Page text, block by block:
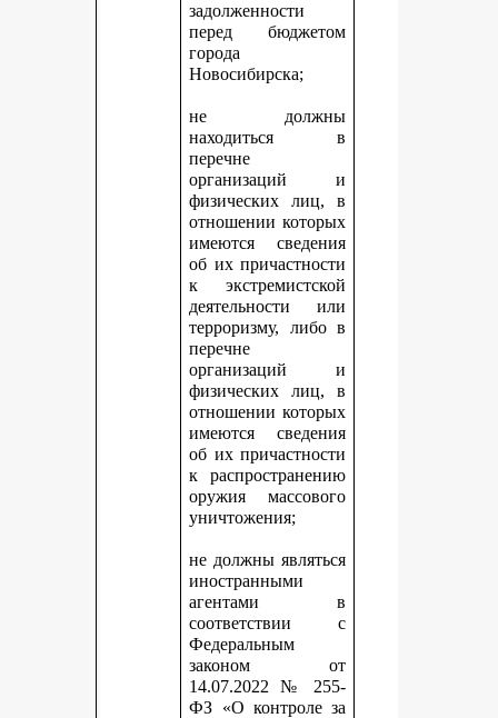
задолженности
перед бюджетом
города
Новосибирска;
не должны
находиться в
перечне
организаций и
физических лиц, в
отношении которых
имеются сведения
об их причастности
к экстремистской
деятельности или
терроризму, либо в
перечне
организаций и
физических лиц, в
отношении которых
имеются сведения
об их причастности
к распространению
оружия массового
уничтожения;
не должны являться
иностранными
агентами в
соответствии с
Федеральным
законом от
14.07.2022 № 255-
ФЗ «О контроле за